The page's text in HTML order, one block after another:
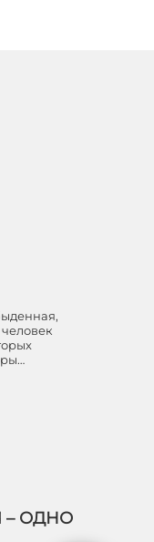
– ОДНО